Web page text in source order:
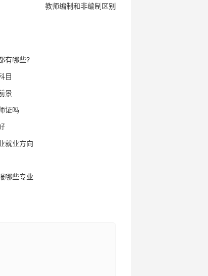
教师编制和非编制区别
有哪些?
目
景
证吗
就业方向
哪些专业